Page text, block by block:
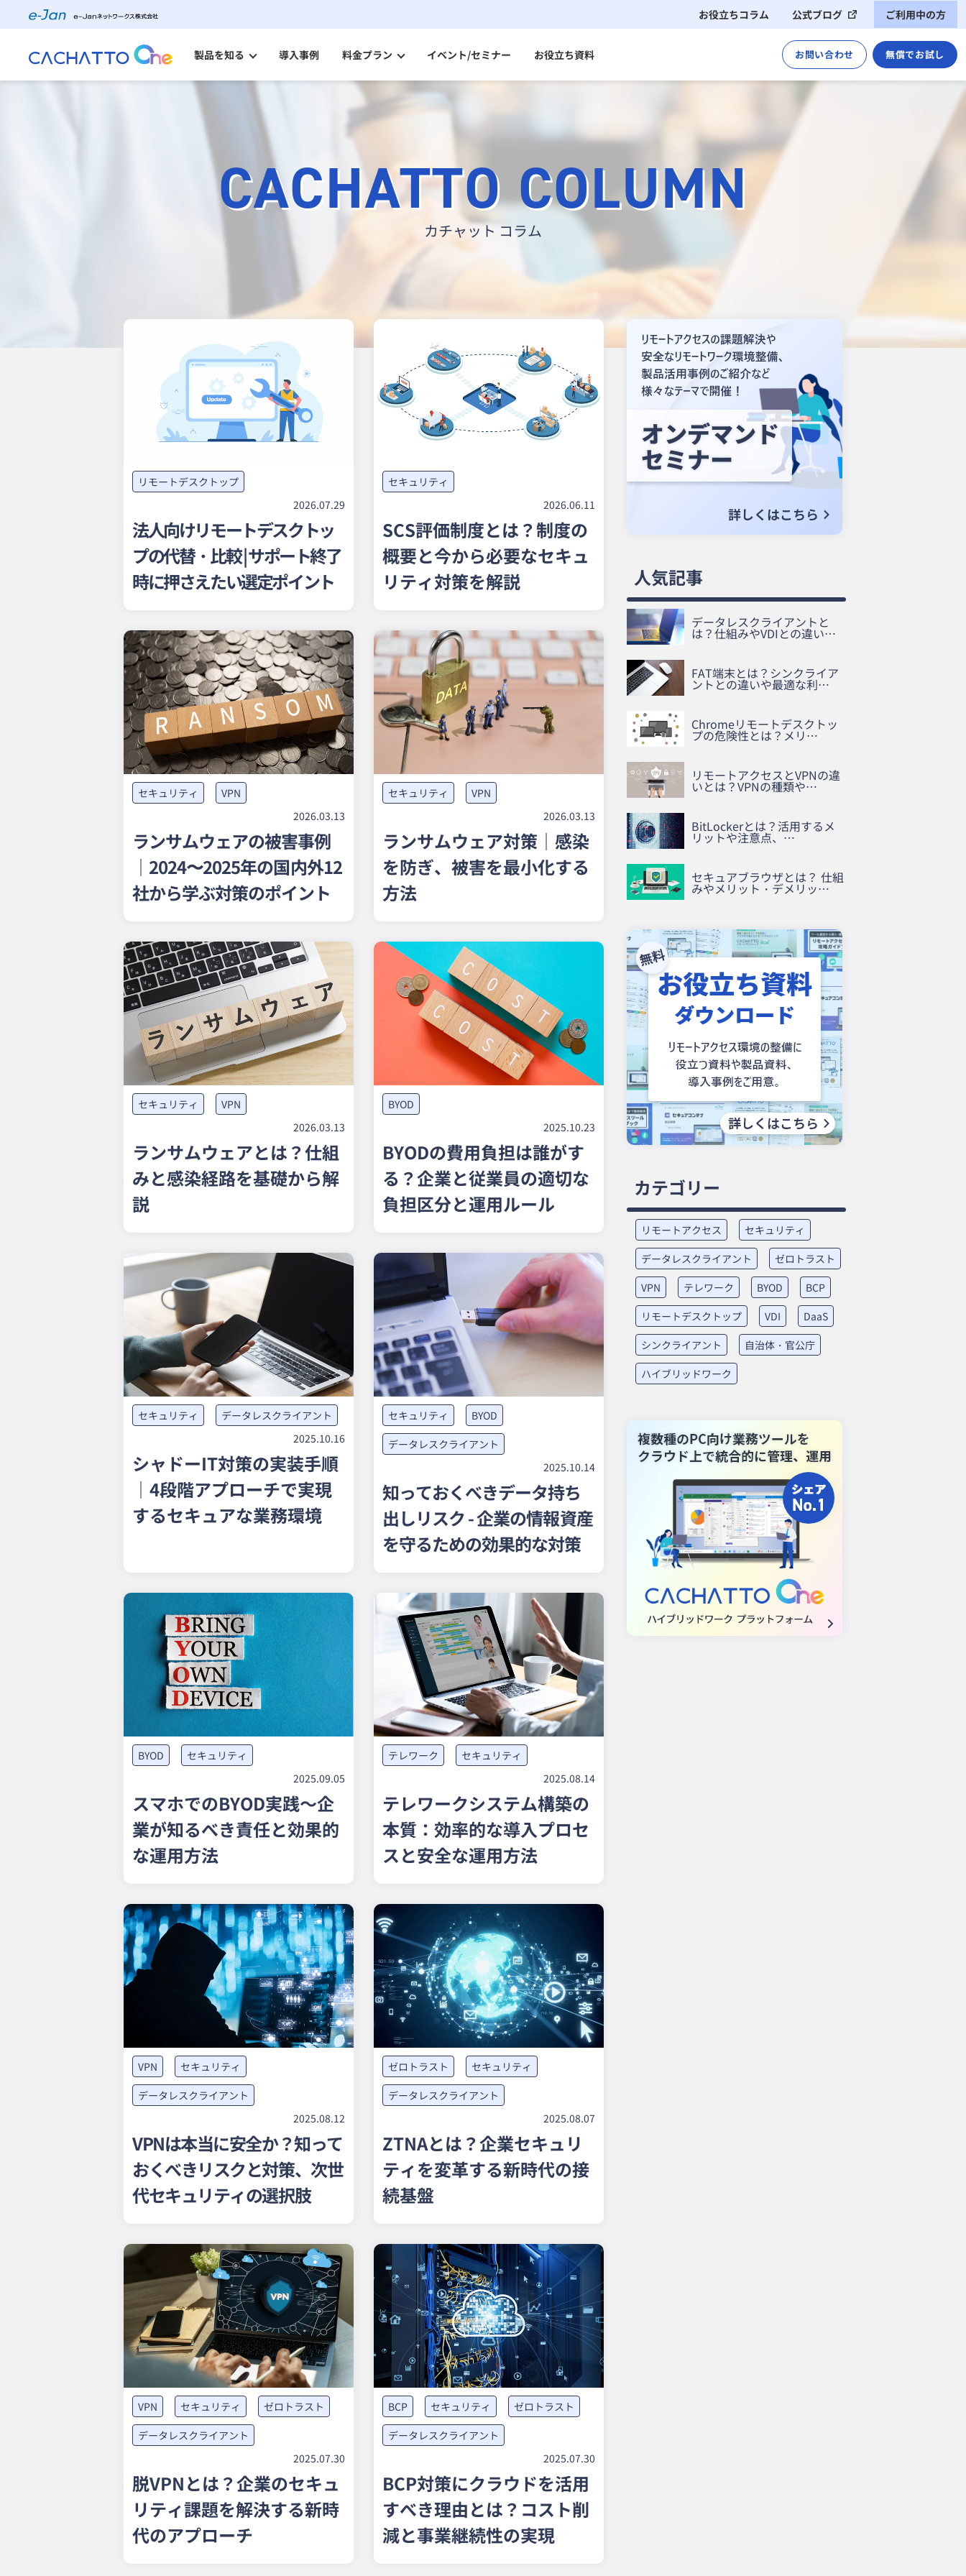
製品を知る 導入事例 料金プラン イベント/セミナー お役立ち資料 お問い合わせ 無償でお試し
お役立ちコラム 公式ブログ ご利用中の方
セキュアコンテナ AD
セキュアなVPNで社内にアクセスできるデータレスクライアント
分離環境へのアクセスを端末1台で実現データレスクライアント
ニンジャコネクト VPN
VPN機器をインターネットに公開しないセキュアなVPN
Splashtop for CACHATTO
軽微な業務に最適なPC向けセキュアブラウザ
クライアント動作環境
料金プラン・購入の流れ
運用ご担当者様（管理者様）
ご利用者様（アプリのユーザー様）
CACHATTO COLUMN
カチャット コラム
リモートデスクトップ
2026.07.29
法人向けリモートデスクトッ
プの代替・比較 | サポート終了
時に押さえたい選定ポイント
セキュリティ
2026.06.11
SCS評価制度とは？制度の
概要と今から必要なセキュ
リティ対策を解説
セキュリティ
VPN
2026.03.13
ランサムウェアの被害事例
｜2024〜2025年の国内外12
社から学ぶ対策のポイント
セキュリティ
VPN
2026.03.13
ランサムウェア対策｜感染
を防ぎ、被害を最小化する
方法
セキュリティ
VPN
2026.03.13
ランサムウェアとは？仕組
みと感染経路を基礎から解
説
BYOD
2025.10.23
BYODの費用負担は誰がす
る？企業と従業員の適切な
負担区分と運用ルール
セキュリティ
データレスクライアント
2025.10.16
シャドーIT対策の実装手順
｜4段階アプローチで実現
するセキュアな業務環境
セキュリティ
BYOD
データレスクライアント
2025.10.14
知っておくべきデータ持ち
出しリスク - 企業の情報資産
を守るための効果的な対策
BYOD
セキュリティ
2025.09.05
スマホでのBYOD実践～企
業が知るべき責任と効果的
な運用方法
テレワーク
セキュリティ
2025.08.14
テレワークシステム構築の
本質：効率的な導入プロセ
スと安全な運用方法
VPN
セキュリティ
データレスクライアント
2025.08.12
VPNは本当に安全か？知って
おくべきリスクと対策、次世
代セキュリティの選択肢
ゼロトラスト
セキュリティ
データレスクライアント
2025.08.07
ZTNAとは？企業セキュリ
ティを変革する新時代の接
続基盤
VPN セキュリティ
ゼロトラスト
データレスクライアント
2025.07.30
脱VPNとは？企業のセキュ
リティ課題を解決する新時
代のアプローチ
BCP セキュリティ
ゼロトラスト
データレスクライアント
2025.07.30
BCP対策にクラウドを活用
すべき理由とは？コスト削
減と事業継続性の実現
人気記事
データレスクライアントと
は？仕組みやVDIとの違い…
FAT端末とは？シンクライア
ントとの違いや最適な利…
Chromeリモートデスクトッ
プの危険性とは？メリ…
リモートアクセスとVPNの違
いとは？VPNの種類や…
BitLockerとは？活用するメ
リットや注意点、…
セキュアブラウザとは？ 仕組
みやメリット・デメリッ…
カテゴリー
リモートアクセス
セキュリティ
データレスクライアント
ゼロトラスト
VPN
テレワーク BYOD
BCP
リモートデスクトップ
VDI
DaaS
シンクライアント
自治体・官公庁
ハイブリッドワーク